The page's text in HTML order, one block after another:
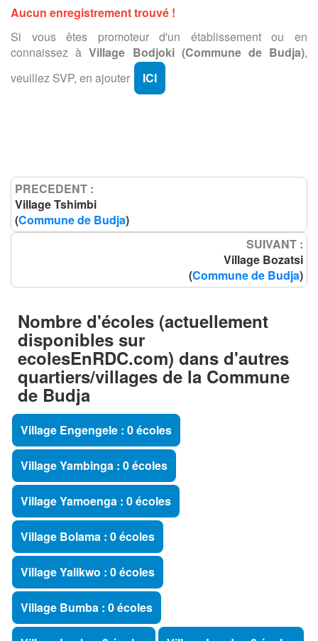
Aucun enregistrement trouvé !
Si vous êtes promoteur d'un établissement ou en
connaissez àVillage Bodjoki (Commune de Budja),
veuillez SVP, en ajouter
ICI
PRECEDENT :
Village Tshimbi
(Commune de Budja)
SUIVANT :
Village Bozatsi
(Commune de Budja)
Nombre d'écoles (actuellement
disponibles sur
ecolesEnRDC.com) dans d'autres
quartiers/villages de la Commune
de Budja
Village Engengele : 0 écoles
Village Yambinga : 0 écoles
Village Yamoenga : 0 écoles
Village Bolama : 0 écoles
Village Yalikwo : 0 écoles
Village Bumba : 0 écoles